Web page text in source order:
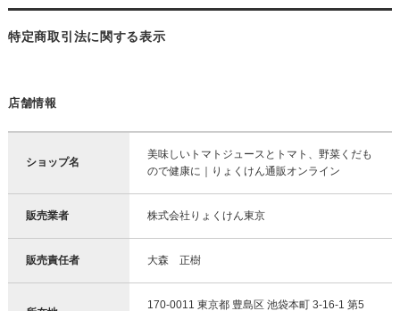
特定商取引法に関する表示
店舗情報
ショップ名
美味しいトマトジュースとトマト、野菜くだも
ので健康に｜りょくけん通販オンライン
販売業者 株式会社りょくけん東京
販売責任者 大森 正樹
170-0011 東京都 豊島区 池袋本町 3-16-1 第5